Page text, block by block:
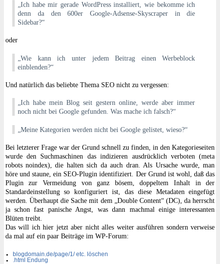
„Ich habe mir gerade WordPress installiert, wie bekomme ich
denn da den 600er Google-Adsense-Skyscraper in die
Sidebar?“
oder
„Wie kann ich unter jedem Beitrag einen Werbeblock
einblenden?“
Und natürlich das beliebte Thema SEO nicht zu vergessen:
„Ich habe mein Blog seit gestern online, werde aber immer
noch nicht bei Google gefunden. Was mache ich falsch?“
„Meine Kategorien werden nicht bei Google gelistet, wieso?“
Bei letzterer Frage war der Grund schnell zu finden, in den Kategorieseiten
wurde den Suchmaschinen das indizieren ausdrücklich verboten (meta
robots noindex), die halten sich da auch dran. Als Ursache wurde, man
höre und staune, ein SEO-Plugin identifiziert. Der Grund ist wohl, daß das
Plugin zur Vermeidung von ganz bösem, doppeltem Inhalt in der
Standardeinstellung so konfiguriert ist, das diese Metadaten eingefügt
werden. Überhaupt die Sache mit dem „Double Content“ (DC), da herrscht
ja schon fast panische Angst, was dann machmal einige interessanten
Blüten treibt.
Das will ich hier jetzt aber nicht alles weiter ausführen sondern verweise
da mal auf ein paar Beiträge im WP-Forum:
blogdomain.de/page/1/ etc. löschen
.html Endung